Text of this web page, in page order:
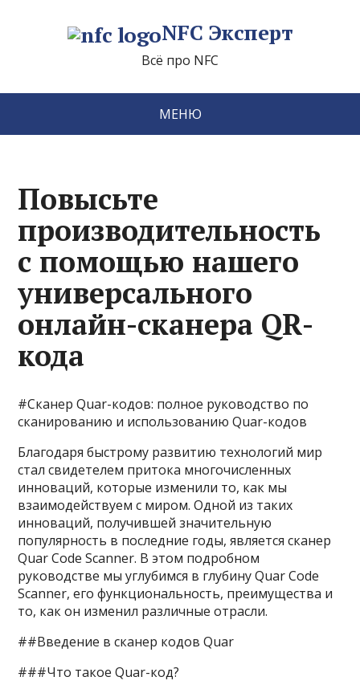
NFC Эксперт
Всё про NFC
МЕНЮ
Повысьте
производительность
с помощью нашего
универсального
онлайн-сканера QR-
кода
#Сканер Quar-кодов: полное руководство по
сканированию и использованию Quar-кодов
Благодаря быстрому развитию технологий мир
стал свидетелем притока многочисленных
инноваций, которые изменили то, как мы
взаимодействуем с миром. Одной из таких
инноваций, получившей значительную
популярность в последние годы, является сканер
Quar Code Scanner. В этом подробном
руководстве мы углубимся в глубину Quar Code
Scanner, его функциональность, преимущества и
то, как он изменил различные отрасли.
##Введение в сканер кодов Quar
###Что такое Quar-код?